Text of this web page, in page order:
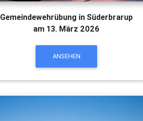
MEHR ERFAHREN
Gemeindewehrübung in Süderbrarup
am 13. März 2026
ANSEHEN